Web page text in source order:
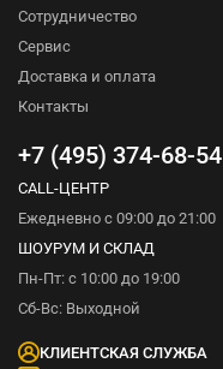
Сотрудничество
Сервис
Доставка и оплата
Контакты
+7 (495) 374-68-54
CALL-ЦЕНТР
Ежедневно с 09:00 до 21:00
ШОУРУМ И СКЛАД
Пн-Пт: с 10:00 до 19:00
Сб-Вс: Выходной
КЛИЕНТСКАЯ СЛУЖБА